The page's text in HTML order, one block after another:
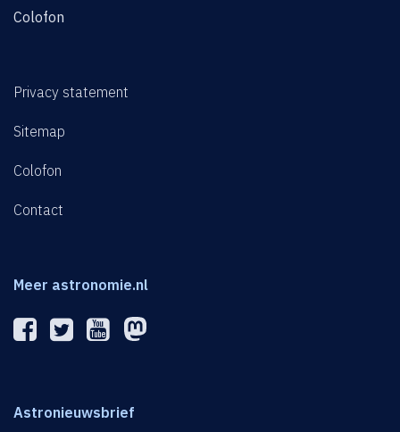
Colofon
Privacy statement
Sitemap
Colofon
Contact
Meer astronomie.nl
Astronieuwsbrief